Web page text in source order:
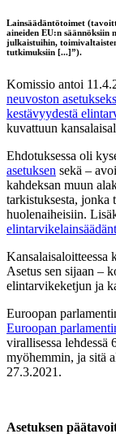
Lainsäädäntötoimet
aineiden EU:n säännöksiin
julkaistuihin,
tutkimuksiin [...]”).
Komissio antoi
neuvoston
kestävyydestä
kuvattuun
Ehdotuksessa oli
asetuksen sekä –
kahdeksan muun
tarkistuksesta, jonka
huolenaiheisiin.
Kansalaisaloitteessa
Asetus sen sijaan –
elintarvikeketjun ja
Euroopan
Euroopan
virallisessa lehdessä
myöhemmin, ja sitä
27.3.2021.
Asetuksen